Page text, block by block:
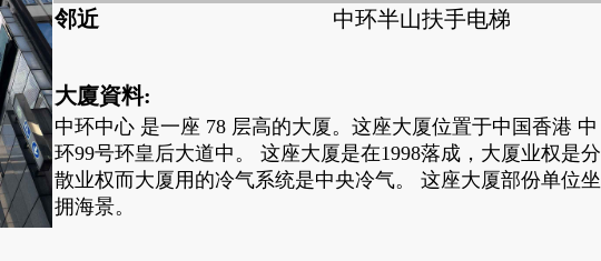
邻近
中环半山扶手电梯
大廈資料:
中环中心 是一座 78 层高的大厦。这座大厦位置于中国香港 中
环99号环皇后大道中。 这座大厦是在1998落成，大厦业权是分
散业权而大厦用的冷气系统是中央冷气。 这座大厦部份单位坐
拥海景。